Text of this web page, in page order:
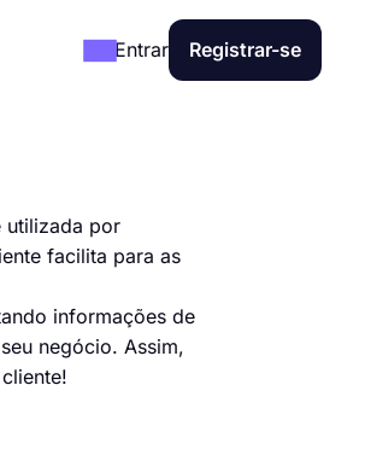
Entrar Registrar-se
utilizada por
facilita para as
informações de
negócio. Assim,